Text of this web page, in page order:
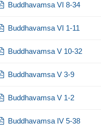
Buddhavamsa VI 8-34
Buddhavamsa VI 1-11
Buddhavamsa V 10-32
Buddhavamsa V 3-9
Buddhavamsa V 1-2
Buddhavamsa IV 5-38